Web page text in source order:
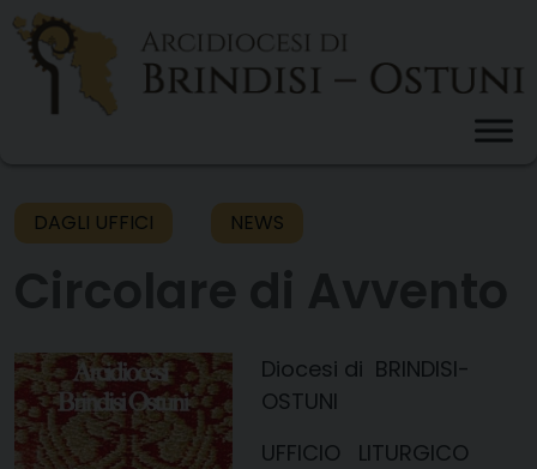
Skip
content
DAGLI UFFICI NEWS
Diocesi di BRINDISI-
OSTUNI
UFFICIO LITURGICO